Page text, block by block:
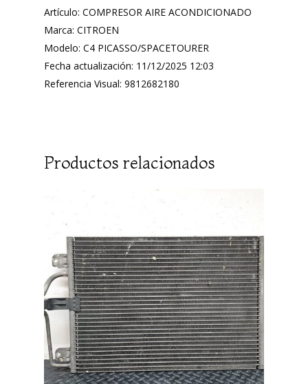
Artículo: COMPRESOR AIRE ACONDICIONADO
Marca: CITROEN
Modelo: C4 PICASSO/SPACETOURER
Fecha actualización: 11/12/2025 12:03
Referencia Visual: 9812682180
Productos relacionados